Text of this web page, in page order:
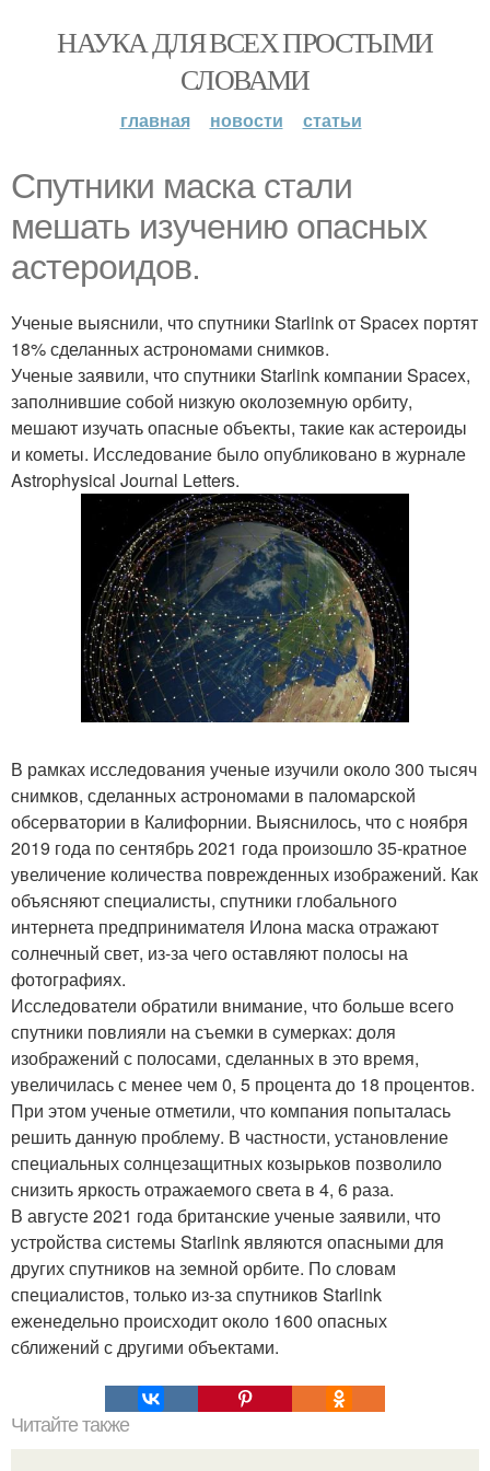
НАУКА ДЛЯ ВСЕХ ПРОСТЫМИ
СЛОВАМИ
главная новости статьи
Спутники маска стали
мешать изучению опасных
астероидов.
Ученые выяснили, что спутники Starlink от Spacex портят
18% сделанных астрономами снимков.
Ученые заявили, что спутники Starlink компании Spacex,
заполнившие собой низкую околоземную орбиту,
мешают изучать опасные объекты, такие как астероиды
и кометы. Исследование было опубликовано в журнале
Astrophysical Journal Letters.
В рамках исследования ученые изучили около 300 тысяч
снимков, сделанных астрономами в паломарской
обсерватории в Калифорнии. Выяснилось, что с ноября
2019 года по сентябрь 2021 года произошло 35-кратное
увеличение количества поврежденных изображений. Как
объясняют специалисты, спутники глобального
интернета предпринимателя Илона маска отражают
солнечный свет, из-за чего оставляют полосы на
фотографиях.
Исследователи обратили внимание, что больше всего
спутники повлияли на съемки в сумерках: доля
изображений с полосами, сделанных в это время,
увеличилась с менее чем 0, 5 процента до 18 процентов.
При этом ученые отметили, что компания попыталась
решить данную проблему. В частности, установление
специальных солнцезащитных козырьков позволило
снизить яркость отражаемого света в 4, 6 раза.
В августе 2021 года британские ученые заявили, что
устройства системы Starlink являются опасными для
других спутников на земной орбите. По словам
специалистов, только из-за спутников Starlink
еженедельно происходит около 1600 опасных
сближений с другими объектами.
Читайте также